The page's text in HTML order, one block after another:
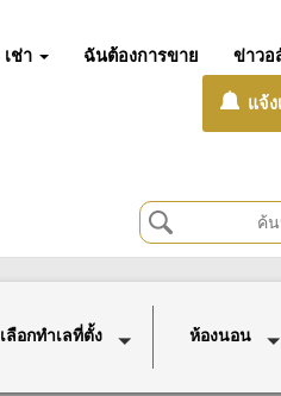
เช่า ฉันต้องการขาย ข่าวอ
แจ้
เลือกทำเลที่ตั้ง ห้องนอน